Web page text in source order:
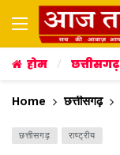
होम छत्तीसगढ़
Home छत्तीसगढ़
छत्तीसगढ़ राष्ट्रीय